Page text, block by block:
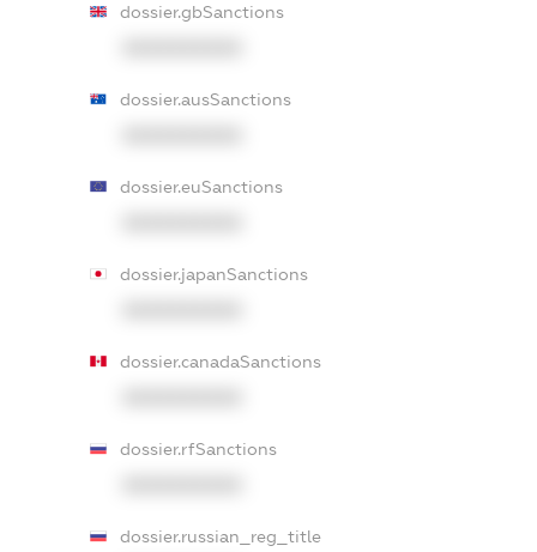
dossier.gbSanctions
dossier.ausSanctions
dossier.euSanctions
dossier.japanSanctions
dossier.canadaSanctions
dossier.rfSanctions
dossier.russian_reg_title